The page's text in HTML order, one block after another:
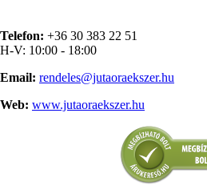
Telefon: +36 30 383 22 51
H-V: 10:00 - 18:00
Email: rendeles@jutaoraekszer.hu
Web: www.jutaoraekszer.hu